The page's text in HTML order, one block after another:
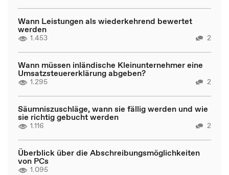
Wann Leistungen als wiederkehrend bewertet
werden
1.453 2
Wann müssen inländische Kleinunternehmer eine
Umsatzsteuererklärung abgeben?
1.295 2
Säumniszuschläge, wann sie fällig werden und wie
sie richtig gebucht werden
1.116 2
Überblick über die Abschreibungsmöglichkeiten
von PCs
1.095